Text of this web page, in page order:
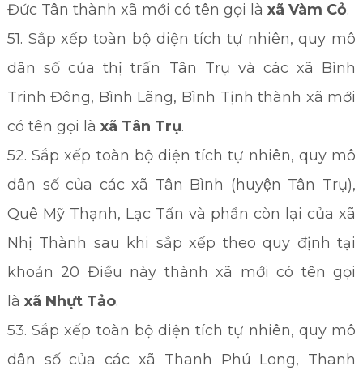
Đức Tân thành xã mới có tên gọi là xã Vàm Cỏ.
51. Sắp xếp toàn bộ diện tích tự nhiên, quy mô
dân số của thị trấn Tân Trụ và các xã Bình
Trinh Đông, Bình Lãng, Bình Tịnh thành xã mới
có tên gọi là xã Tân Trụ.
52. Sắp xếp toàn bộ diện tích tự nhiên, quy mô
dân số của các xã Tân Bình (huyện Tân Trụ),
Quê Mỹ Thạnh, Lạc Tấn và phần còn lại của xã
Nhị Thành sau khi sắp xếp theo quy định tại
khoản 20 Điều này thành xã mới có tên gọi
là xã Nhựt Tảo.
53. Sắp xếp toàn bộ diện tích tự nhiên, quy mô
dân số của các xã Thanh Phú Long, Thanh